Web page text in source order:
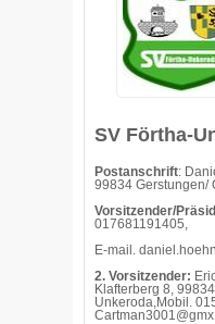
SV Förtha-
Postanschrift:
99834 Gerstungen/
Vorsitzender/
017681191405,
E-mail.
2. Vorsitzender:
Klafterberg 8,
Unkeroda,Mobil.